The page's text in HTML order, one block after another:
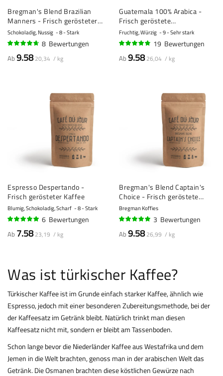
Bregman's Blend Brazilian
Manners - Frisch gerösteter
Kaffee
Schokoladig, Nussig 8 - Stark
8 Bewertungen
Ab9.58 20,34 / kg
Guatemala 100% Arabica -
Frisch geröstete
Kaffeebohnen
Fruchtig, Würzig 9 - Sehr stark
19 Bewertungen
Ab9.58 26,04 / kg
Espresso Despertando -
Frisch gerösteter Kaffee
Blumig, Schokoladig, Scharf 8 - Stark
6 Bewertungen
Ab 7.58 23,19 / kg
Bregman's Blend Captain's
Choice - Frisch geröstete
Kaffeebohnen
Bregman Koffies
3 Bewertungen
Ab9.58 26,99 / kg
Was ist türkischer Kaffee?
Türkischer Kaffee ist im Grunde einfach starker Kaffee, ähnlich wie
Espresso, jedoch mit einer besonderen Zubereitungsmethode, bei der
der Kaffeesatz im Getränk bleibt. Natürlich trinkt man diesen
Kaffeesatz nicht mit, sondern er bleibt am Tassenboden.
Schon lange bevor die Niederländer Kaffee aus Westafrika und dem
Jemen in die Welt brachten, genoss man in der arabischen Welt das
Getränk. Die Osmanen brachten diese köstlichen Gewürze nach